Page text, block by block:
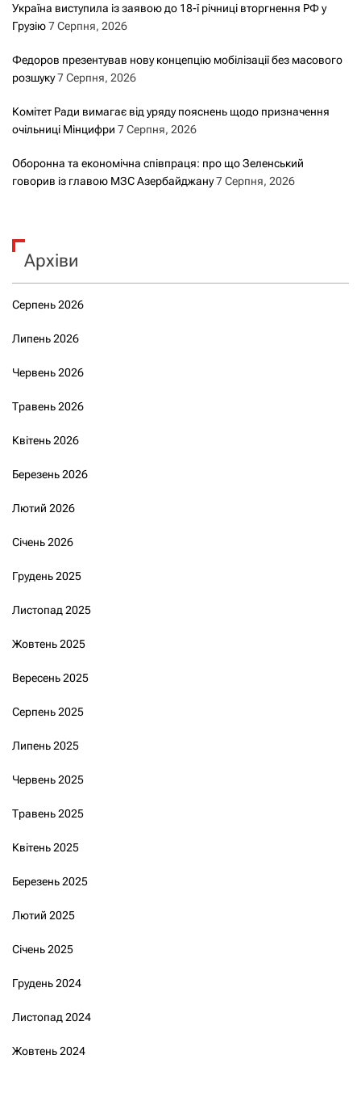
Україна виступила із заявою до 18-ї річниці вторгнення РФ у
Грузію7 Серпня, 2026
Федоров презентував нову концепцію мобілізації без масового
розшуку7 Серпня, 2026
Комітет Ради вимагає від уряду пояснень щодо призначення
очільниці Мінцифри 7 Серпня, 2026
Оборонна та економічна співпраця: про що Зеленський
говорив із главою МЗС Азербайджану7 Серпня, 2026
Архіви
Серпень 2026
Липень 2026
Червень 2026
Травень 2026
Квітень 2026
Березень 2026
Лютий 2026
Січень 2026
Грудень 2025
Листопад 2025
Жовтень 2025
Вересень 2025
Серпень 2025
Липень 2025
Червень 2025
Травень 2025
Квітень 2025
Березень 2025
Лютий 2025
Січень 2025
Грудень 2024
Листопад 2024
Жовтень 2024